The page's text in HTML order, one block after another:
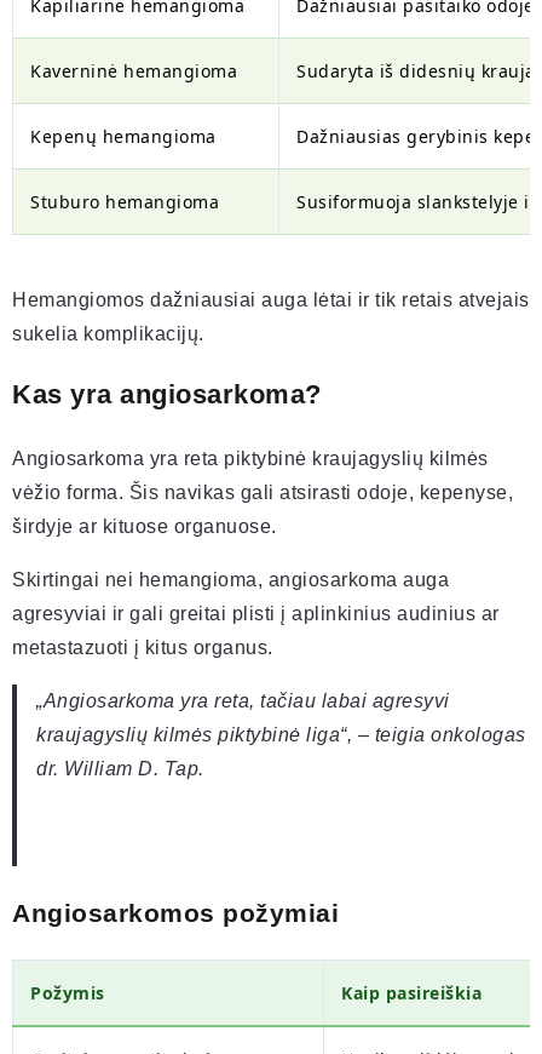
Kapiliarinė hemangioma Dažniausiai pasitaiko
Kaverninė hemangioma Sudaryta iš didesnių
Kepenų hemangioma Dažniausias gerybinis
Stuburo hemangioma Susiformuoja slankstelyje
Hemangiomos dažniausiai auga lėtai ir tik retais atvejais
sukelia komplikacijų.
Kas yra angiosarkoma?
Angiosarkoma yra reta piktybinė kraujagyslių kilmės
vėžio forma. Šis navikas gali atsirasti odoje, kepenyse,
širdyje ar kituose organuose.
Skirtingai nei hemangioma, angiosarkoma auga
agresyviai ir gali greitai plisti į aplinkinius audinius ar
metastazuoti į kitus organus.
„Angiosarkoma yra reta, tačiau labai agresyvi
kraujagyslių kilmės piktybinė liga“, – teigia onkologas
dr. William D. Tap.
Angiosarkomos požymiai
Požymis Kaip pasireiškia